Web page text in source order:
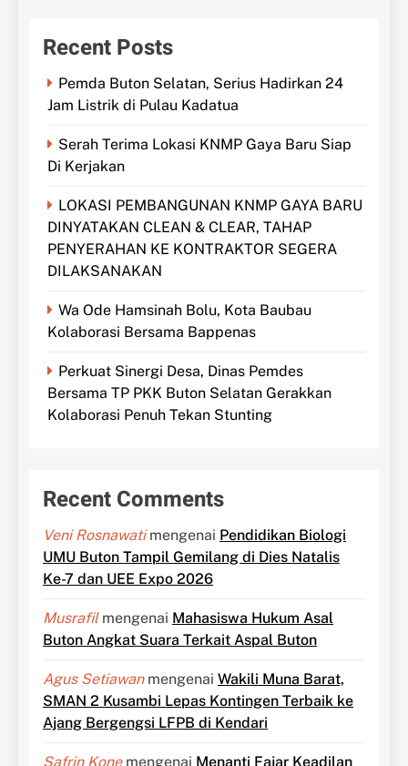
Recent Posts
Pemda Buton Selatan, Serius Hadirkan 24
Jam Listrik di Pulau Kadatua
Serah Terima Lokasi KNMP Gaya Baru Siap
Di Kerjakan
LOKASI PEMBANGUNAN KNMP GAYA BARU
DINYATAKAN CLEAN & CLEAR, TAHAP
PENYERAHAN KE KONTRAKTOR SEGERA
DILAKSANAKAN
Wa Ode Hamsinah Bolu, Kota Baubau
Kolaborasi Bersama Bappenas
Perkuat Sinergi Desa, Dinas Pemdes
Bersama TP PKK Buton Selatan Gerakkan
Kolaborasi Penuh Tekan Stunting
Recent Comments
Veni Rosnawatimengenai Pendidikan Biologi
UMU Buton Tampil Gemilang di Dies Natalis
Ke-7 dan UEE Expo 2026
Musrafilmengenai Mahasiswa Hukum Asal
Buton Angkat Suara Terkait Aspal Buton
Agus Setiawanmengenai Wakili Muna Barat,
SMAN 2 Kusambi Lepas Kontingen Terbaik ke
Ajang Bergengsi LFPB di Kendari
Safrin Konemengenai Menanti Fajar Keadilan